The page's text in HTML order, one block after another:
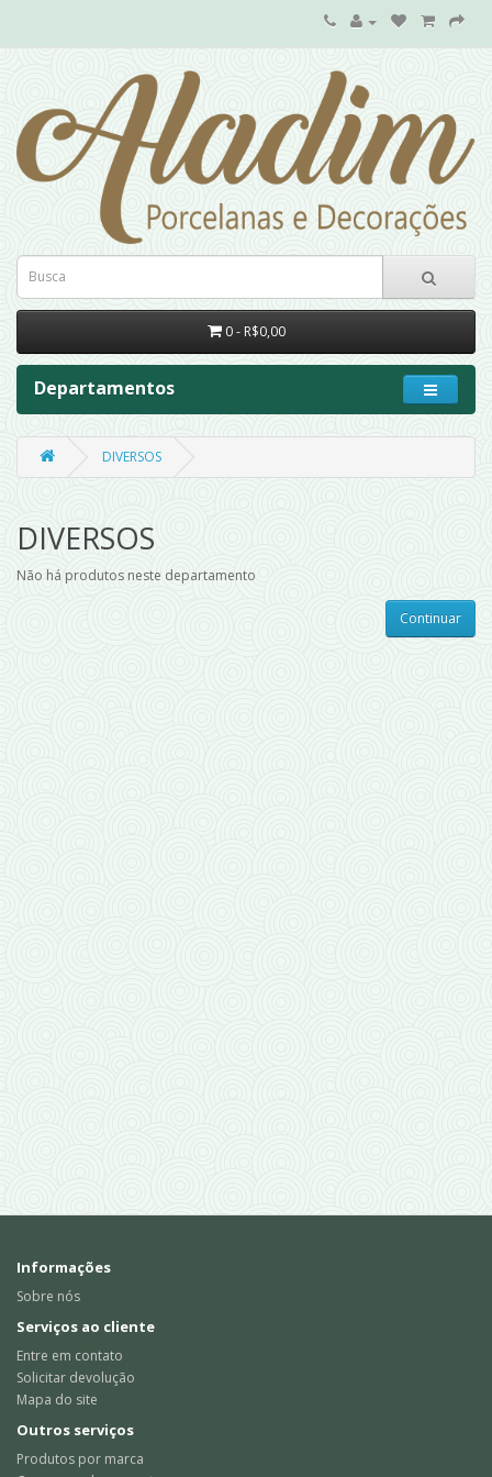
0 - R$0,00
Departamentos
DIVERSOS
DIVERSOS
Não há produtos neste departamento
Continuar
Informações
Sobre nós
Serviços ao cliente
Entre em contato
Solicitar devolução
Mapa do site
Outros serviços
Produtos por marca